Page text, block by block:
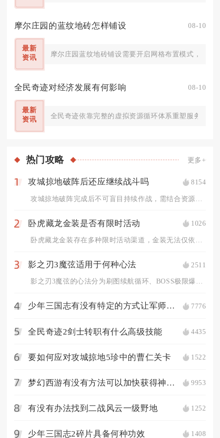
摩尔庄园的蓝纹地砖怎样铺设 08-10
最新
资讯
摩尔庄园蓝纹地砖铺设需要开启网格布置模式，沿
全民奇迹对经济发展有何影响 08-10
最新
资讯
全民奇迹依靠完整的虚拟资源循环体系重塑服务器
热门攻略 更多+
1 攻城掠地破阵后还应继续战斗吗 8154
2 卧虎藏龙金装是否有限时活动 1026
3 影之刃3魔弦适用于何种心法 2511
影之刃3魔弦的心法分为刷图续航循环、BOSS极限爆发、新手低...
4 少年三国志有没有特定的方式让军师张角上阵 7776
5 全民奇迹2剑士转职有什么高级技能 4435
6 要如何应对攻城掠地5珍中的曹仁关卡 1522
7 梦幻西游有没有方法可以加快获得神兽的速度 9953
8 有没有办法找到二战风云一级野地 1252
9 少年三国志2碎片具备何种功效 1408